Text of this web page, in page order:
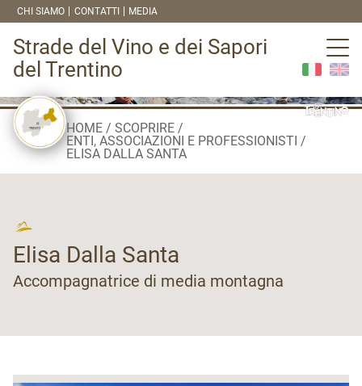
CHI SIAMO CONTATTI MEDIA
Strade del Vino e dei Sapori
del Trentino
HOME
SCOPRIRE
ENTI, ASSOCIAZIONI E PROFESSIONISTI
ELISA DALLA SANTA
Elisa Dalla Santa
Accompagnatrice di media montagna